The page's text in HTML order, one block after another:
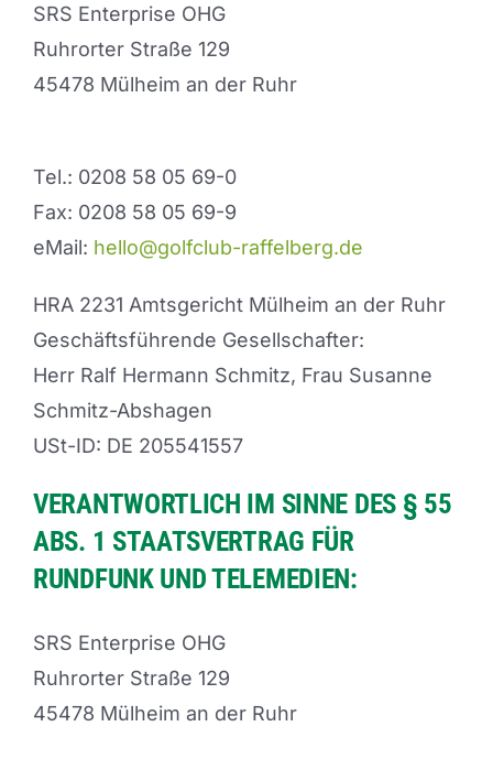
SRS Enterprise OHG
Ruhrorter Straße 129
45478 Mülheim an der Ruhr
Tel.: 0208 58 05 69-0
Fax: 0208 58 05 69-9
eMail: hello@golfclub-raffelberg.de
HRA 2231 Amtsgericht Mülheim an der Ruhr
Geschäftsführende Gesellschafter:
Herr Ralf Hermann Schmitz, Frau Susanne
Schmitz-Abshagen
USt-ID: DE 205541557
VERANTWORTLICH IM SINNE DES § 55
ABS. 1 STAATSVERTRAG FÜR
RUNDFUNK UND TELEMEDIEN:
SRS Enterprise OHG
Ruhrorter Straße 129
45478 Mülheim an der Ruhr